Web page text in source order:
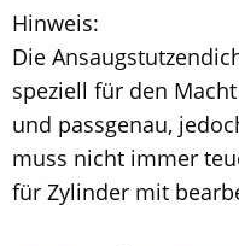
Hinweis:
Die
speziell für den
und passgenau,
muss nicht immer
für Zylinder mit